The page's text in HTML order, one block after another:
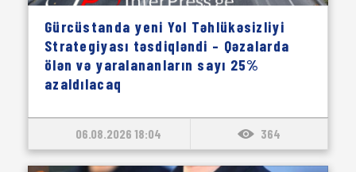
Gürcüstanda yeni Yol Təhlükəsizliyi
Strategiyası təsdiqləndi – Qəzalarda
ölən və yaralananların sayı 25%
azaldılacaq
06.08.2026 18:04 364